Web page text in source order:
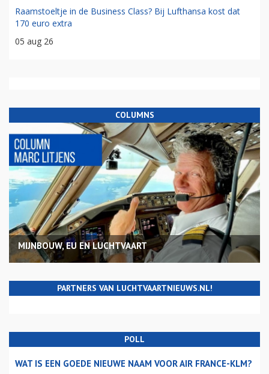
Raamstoeltje in de Business Class? Bij Lufthansa kost dat
170 euro extra
05 aug 26
COLUMNS
MIJNBOUW, EU EN LUCHTVAART
PARTNERS VAN LUCHTVAARTNIEUWS.NL!
POLL
WAT IS EEN GOEDE NIEUWE NAAM VOOR AIR FRANCE-KLM?